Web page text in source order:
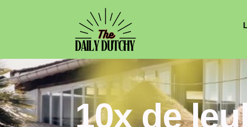
10x de